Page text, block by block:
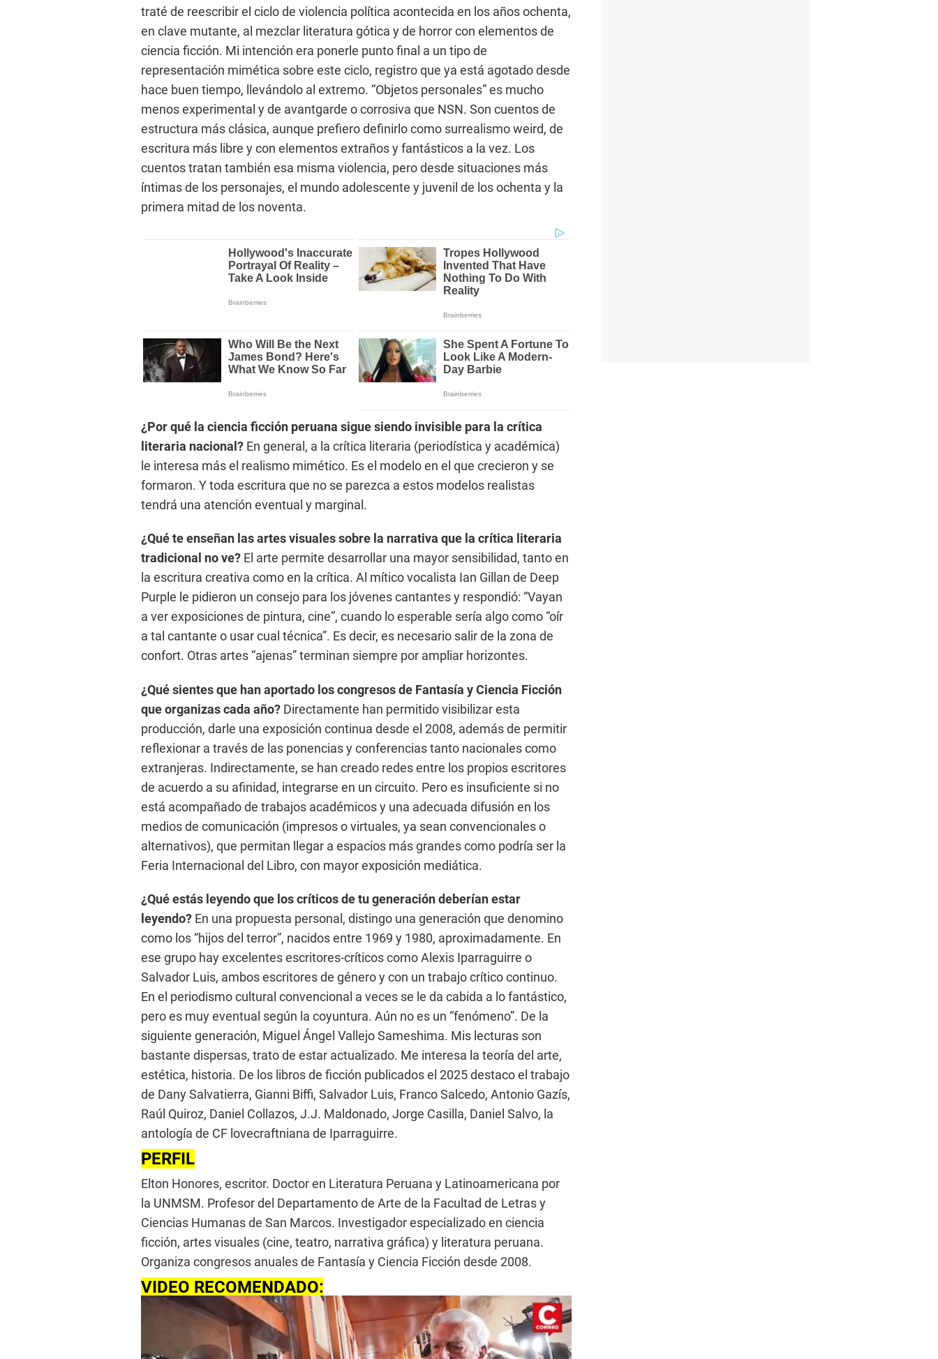
traté de reescribir el ciclo de violencia política acontecida en los años ochenta,
en clave mutante, al mezclar literatura gótica y de horror con elementos de
ciencia ficción. Mi intención era ponerle punto final a un tipo de
representación mimética sobre este ciclo, registro que ya está agotado desde
hace buen tiempo, llevándolo al extremo. “Objetos personales” es mucho
menos experimental y de avantgarde o corrosiva que NSN. Son cuentos de
estructura más clásica, aunque prefiero definirlo como surrealismo weird, de
escritura más libre y con elementos extraños y fantásticos a la vez. Los
cuentos tratan también esa misma violencia, pero desde situaciones más
íntimas de los personajes, el mundo adolescente y juvenil de los ochenta y la
primera mitad de los noventa.
¿Por qué la ciencia ficción peruana sigue siendo invisible para la crítica
literaria nacional? En general, a la crítica literaria (periodística y académica)
le interesa más el realismo mimético. Es el modelo en el que crecieron y se
formaron. Y toda escritura que no se parezca a estos modelos realistas
tendrá una atención eventual y marginal.
¿Qué te enseñan las artes visuales sobre la narrativa que la crítica literaria
tradicional no ve? El arte permite desarrollar una mayor sensibilidad, tanto en
la escritura creativa como en la crítica. Al mítico vocalista Ian Gillan de Deep
Purple le pidieron un consejo para los jóvenes cantantes y respondió: “Vayan
a ver exposiciones de pintura, cine”, cuando lo esperable sería algo como “oír
a tal cantante o usar cual técnica”. Es decir, es necesario salir de la zona de
confort. Otras artes “ajenas” terminan siempre por ampliar horizontes.
¿Qué sientes que han aportado los congresos de Fantasía y Ciencia Ficción
que organizas cada año? Directamente han permitido visibilizar esta
producción, darle una exposición continua desde el 2008, además de permitir
reflexionar a través de las ponencias y conferencias tanto nacionales como
extranjeras. Indirectamente, se han creado redes entre los propios escritores
de acuerdo a su afinidad, integrarse en un circuito. Pero es insuficiente si no
está acompañado de trabajos académicos y una adecuada difusión en los
medios de comunicación (impresos o virtuales, ya sean convencionales o
alternativos), que permitan llegar a espacios más grandes como podría ser la
Feria Internacional del Libro, con mayor exposición mediática.
¿Qué estás leyendo que los críticos de tu generación deberían estar
leyendo? En una propuesta personal, distingo una generación que denomino
como los “hijos del terror”, nacidos entre 1969 y 1980, aproximadamente. En
ese grupo hay excelentes escritores-críticos como Alexis Iparraguirre o
Salvador Luis, ambos escritores de género y con un trabajo crítico continuo.
En el periodismo cultural convencional a veces se le da cabida a lo fantástico,
pero es muy eventual según la coyuntura. Aún no es un “fenómeno”. De la
siguiente generación, Miguel Ángel Vallejo Sameshima. Mis lecturas son
bastante dispersas, trato de estar actualizado. Me interesa la teoría del arte,
estética, historia. De los libros de ficción publicados el 2025 destaco el trabajo
de Dany Salvatierra, Gianni Biffi, Salvador Luis, Franco Salcedo, Antonio Gazís,
Raúl Quiroz, Daniel Collazos, J.J. Maldonado, Jorge Casilla, Daniel Salvo, la
antología de CF lovecraftniana de Iparraguirre.
PERFIL
Elton Honores, escritor. Doctor en Literatura Peruana y Latinoamericana por
la UNMSM. Profesor del Departamento de Arte de la Facultad de Letras y
Ciencias Humanas de San Marcos. Investigador especializado en ciencia
ficción, artes visuales (cine, teatro, narrativa gráfica) y literatura peruana.
Organiza congresos anuales de Fantasía y Ciencia Ficción desde 2008.
VIDEO RECOMENDADO: